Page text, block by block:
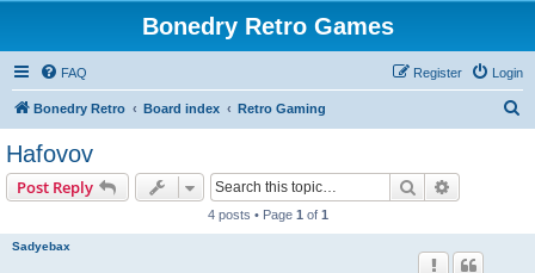
Bonedry Retro Games
FAQ Login
Register
Bonedry Retro Board index Retro Gaming
Hafovov
Post Reply Search
4 posts • Page 1 of 1
Sadyebax